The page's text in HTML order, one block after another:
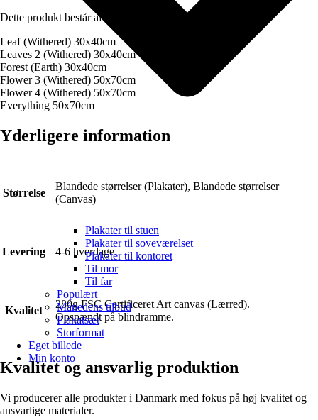
Plakater til stuen
Plakater til soveværelset
Plakater til kontoret
Til mor
Til far
Populært
Månedens tilbud
Plakatsæt
Storformat
Eget billede
Min konto
Dette produkt består af følgende designs:
Leaf (Withered) 30x40cm
Leaves 2 (Withered) 30x40cm
Forest (Earth) 30x40cm
Flower 3 (Withered) 50x70cm
Flower 4 (Withered) 50x70cm
Everything 50x70cm
Yderligere information
Størrelse
Blandede størrelser (Plakater), Blandede størrelser
(Canvas)
Levering 4-6 hverdage.
Kvalitet
280g FSC Certificeret Art canvas (Lærred).
Opspændt på blindramme.
Kvalitet og ansvarlig produktion
Vi producerer alle produkter i Danmark med fokus på høj kvalitet og
ansvarlige materialer.